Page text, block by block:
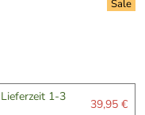
1-3
39,95 €